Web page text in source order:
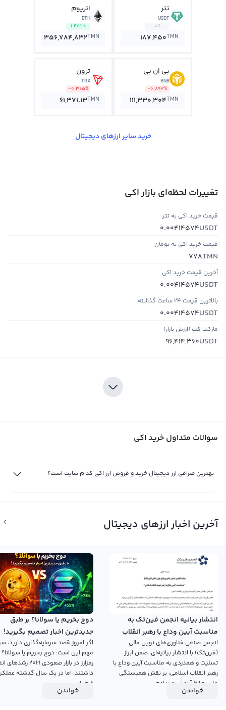
تتر
USDT
0%
187,450TMN
اتریوم
ETH
1.275%
356,784,832TMN
بی ان بی
BNB
-0.893%
111,330,304TMN
ترون
TRX
-0.365%
61,371.13TMN
خرید سایر ارزهای دیجیتال
تغییرات لحظه‌ای بازار اکي
قیمت خرید اکي به تتر
USDT
0.00414574
قیمت خرید اکي به تومان
TMN
778
آخرین قیمت خرید اکي
USDT
0.00414574
بالاترین قیمت ۲۴ ساعت گذشته
USDT
0.00414574
مارکت کپ (ارزش بازار)
USDT
96,414,360
سوالات متداول خرید اکي
بهترین صرافی ارز دیجیتال خرید و فروش ارز اکي کدام سایت است؟
آخرین اخبار ارزهای دیجیتال
انتشار بیانیه انجمن فین‌تک به
مناسبت آیین وداع با رهبر انقلاب
اسلامی
انجمن صنفی فناوری‌های نوین مالی
(فین‌تک) با انتشار بیانیه‌ای، ضمن ابراز
تسلیت و همدردی به مناسبت آیین وداع با
رهبر انقلاب اسلامی، بر نقش همبستگی
ملی، حفظ آرامش و تداوم...
خواندن
دوج بخریم یا سولانا؟ بر طبق
جدیدترین اخبار تصمیم بگیرید!
اگر امروز قصد سرمایه‌گذاری دارید،
مهم این است: دوج بخریم یا
رمزارز در بازار صعودی ۲۰۲۱
داشتند، اما در یک سال گذشته
ضعیفی...
خواندن